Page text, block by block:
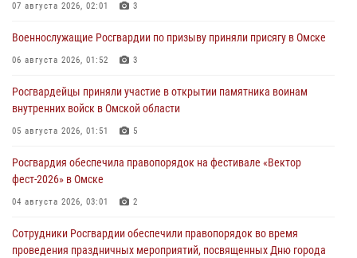
07 августа 2026, 02:01 3
Военнослужащие Росгвардии по призыву приняли присягу в Омске
06 августа 2026, 01:52 3
Росгвардейцы приняли участие в открытии памятника воинам
внутренних войск в Омской области
05 августа 2026, 01:51 5
Росгвардия обеспечила правопорядок на фестивале «Вектор
фест-2026» в Омске
04 августа 2026, 03:01 2
Сотрудники Росгвардии обеспечили правопорядок во время
проведения праздничных мероприятий, посвященных Дню города